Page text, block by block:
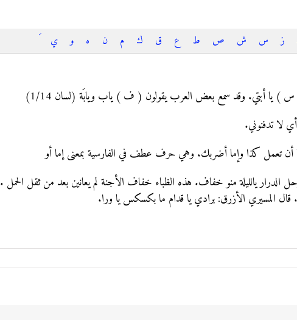
ز س ش ص ط ع ق ك م ن ه و ي
أبتي. وقد سمع بعض العرب يقولون ( ف ) ياب ويابَة (لسان 1/14)
لا تدفنوني.
تعمل كذا وإما أضربك. وهي حرف عطف في الفارسية بمعنى إما أو
يالليلة منو خفاف. هذه الظباء خفاف الأجنة لم يعانين بعد من ثقل الحمل .
قال المسيري الأزرق: برادي يا قدام ما بكسكس يا ورا.